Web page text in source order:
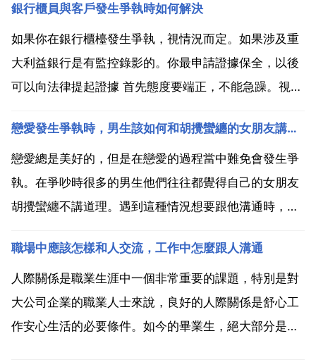
銀行櫃員與客戶發生爭執時如何解決
如果你在銀行櫃檯發生爭執，視情況而定。如果涉及重
大利益銀行是有監控錄影的。你最申請證據保全，以後
可以向法律提起證據 首先態度要端正，不能急躁。視窗
他們氣死？再一個，情況不同，處理方法也不同。我個
人覺得啊，把握好幾個原則就行，一是不要和客戶吵
鬧，擾亂銀...
戀愛發生爭執時，男生該如何和胡攪蠻纏的女朋友講道理
戀愛總是美好的，但是在戀愛的過程當中難免會發生爭
執。在爭吵時很多的男生他們往往都覺得自己的女朋友
胡攪蠻纏不講道理。遇到這種情況想要跟他溝通時，就
在爭吵時，兩個人都不冷靜。尤其是女生她們覺得自己
是一個受害者，自己才才是最委屈的，他們就會把自己
的內心全部都...
職場中應該怎樣和人交流，工作中怎麼跟人溝通
人際關係是職業生涯中一個非常重要的課題，特別是對
大公司企業的職業人士來說，良好的人際關係是舒心工
作安心生活的必要條件。如今的畢業生，絕大部分是獨